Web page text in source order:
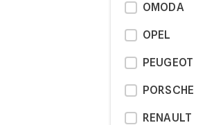
OMODA
OPEL
PEUGEOT
PORSCHE
RENAULT